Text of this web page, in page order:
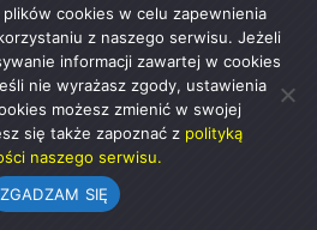
plików cookies w celu zapewnienia
z naszego serwisu. Jeżeli
informacji zawartej w cookies
nie wyrażasz zgody, ustawienia
możesz zmienić w swojej
się także zapoznać z polityką
naszego serwisu.
ZGADZAM SIĘ